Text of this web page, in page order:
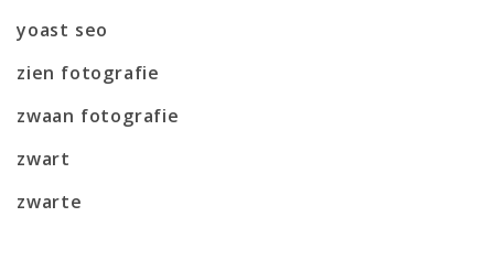
yoast seo
zien fotografie
zwaan fotografie
zwart
zwarte